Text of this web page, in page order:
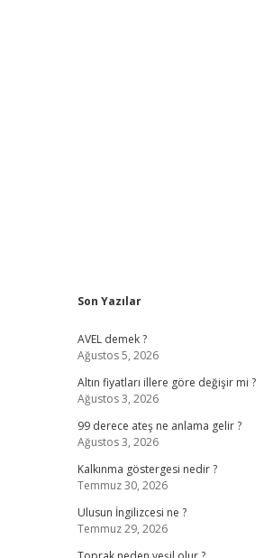
Sidebar
Son Yazılar
AVEL demek ?
Ağustos 5, 2026
Altın fiyatları illere göre değişir mi ?
Ağustos 3, 2026
99 derece ateş ne anlama gelir ?
Ağustos 3, 2026
Kalkınma göstergesi nedir ?
Temmuz 30, 2026
Ulusun İngilizcesi ne ?
Temmuz 29, 2026